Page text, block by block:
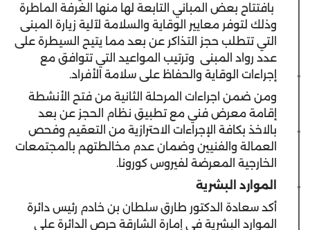
بافتتاح بعض المباني التابعة لها منها الغرفة الماطرة
وذلك لتوفر معايير الوقاية والسلامة لآلية زيارة المبنى
التي تتطلب حجز التذاكر عن بعد مما يتيح السيطرة على
عدد رواد المبنى وترتيب المواعيد التي تتوافق مع
إجراءات الوقاية والحفاظ على سلامة الأفراد.
ومن ضمن اجراءات المرحلة الثانية من فتح الأنشطة
إقامة معرض فني مع تطبيق نظام الحجز عن بعد
بالاخذ بكافة الإجراءات الاحترازية من التعقيم وفحص
العمالة والفنيين وضمان عدم مخالطتهم بالمجتمعات
الخارجية المعرضة لفيروس كورونا.
الموارد البشرية
أكد سعادة الدكتور طارق سلطان بن خادم رئيس دائرة
الموارد البشرية في إمارة الشارقة حرص الدائرة على